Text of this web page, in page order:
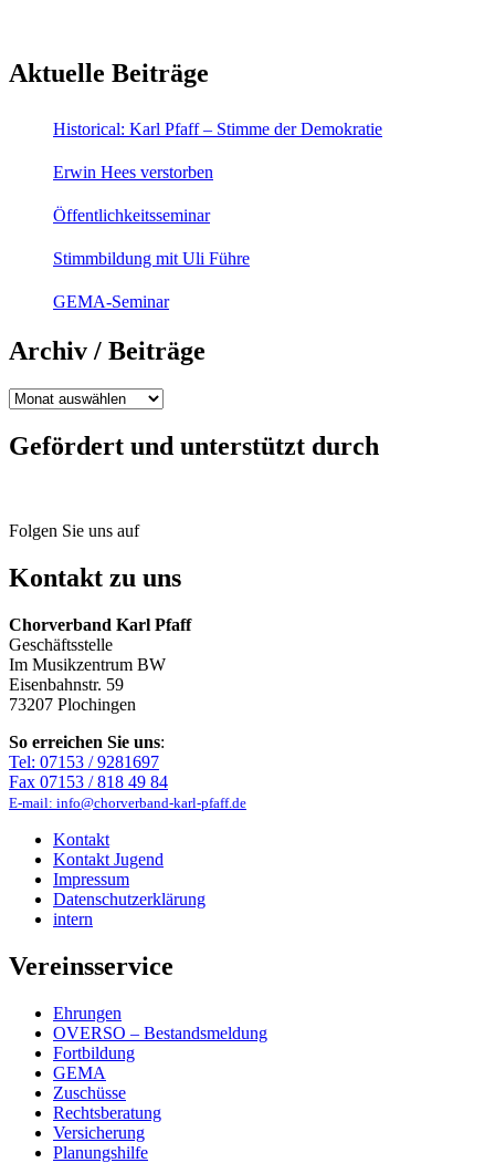
Aktuelle Beiträge
Historical: Karl Pfaff – Stimme der Demokratie
Erwin Hees verstorben
Öffentlichkeitsseminar
Stimmbildung mit Uli Führe
GEMA-Seminar
Archiv / Beiträge
Archiv
Beiträge
Gefördert und unterstützt durch
Folgen Sie uns auf
Kontakt zu uns
Chorverband Karl Pfaff
Geschäftsstelle
Im Musikzentrum BW
Eisenbahnstr. 59
73207 Plochingen
So erreichen Sie uns:
Tel: 07153 / 9281697
Fax 07153 / 818 49 84
E-mail: info@chorverband-karl-pfaff.de
Kontakt
Kontakt Jugend
Impressum
Datenschutzerklärung
intern
Vereinsservice
Ehrungen
OVERSO – Bestandsmeldung
Fortbildung
GEMA
Zuschüsse
Rechtsberatung
Versicherung
Planungshilfe